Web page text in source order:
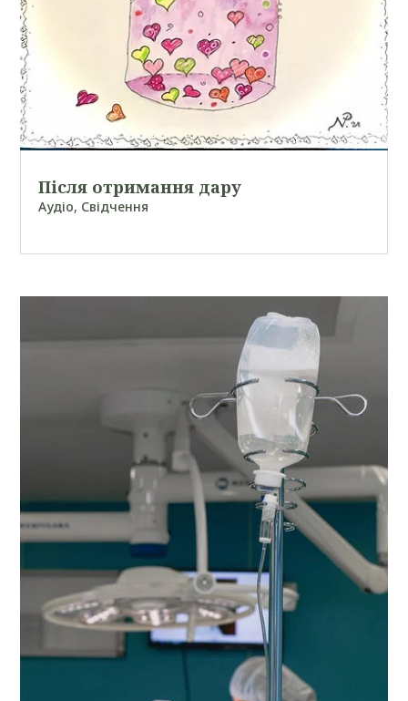
Після отримання дару
Аудіо, Свідчення